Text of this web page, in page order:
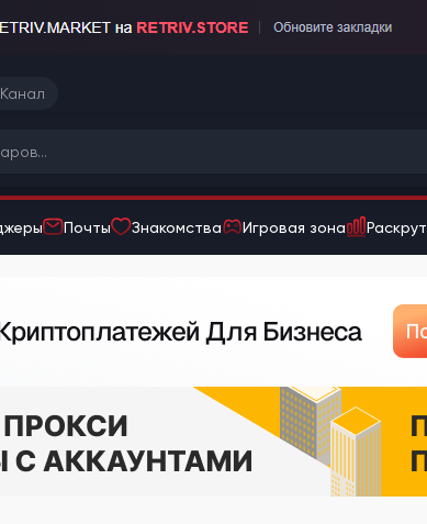
Почты Знакомства Игровая зона